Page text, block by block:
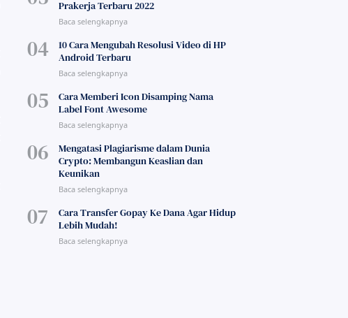
Prakerja Terbaru 2022
10 Cara Mengubah Resolusi Video di HP
Android Terbaru
Cara Memberi Icon Disamping Nama
Label Font Awesome
Mengatasi Plagiarisme dalam Dunia
Crypto: Membangun Keaslian dan
Keunikan
Cara Transfer Gopay Ke Dana Agar Hidup
Lebih Mudah!